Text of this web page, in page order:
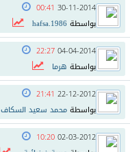
30-11-2014
00:41
بواسطةhafsa.1986
04-04-2014
22:27
بواسطة هرما
22-12-2012
21:41
بواسطةمحمد سعيد السكاف
02-03-2012
10:20